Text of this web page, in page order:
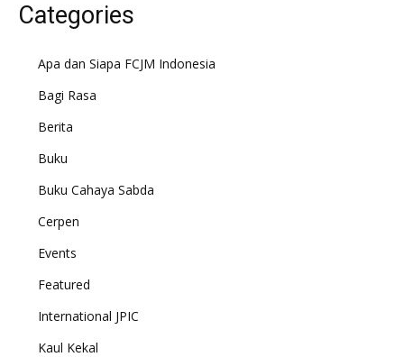
Categories
Apa dan Siapa FCJM Indonesia
Bagi Rasa
Berita
Buku
Buku Cahaya Sabda
Cerpen
Events
Featured
International JPIC
Kaul Kekal